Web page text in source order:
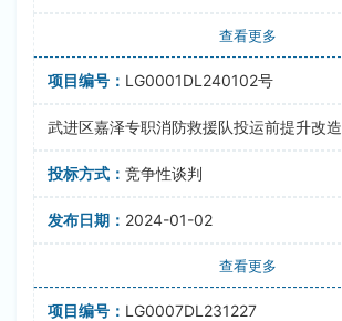
查看更多
LG0001DL240102号
武进区嘉泽专职消防救援队投运前提升改造
竞争性谈判
2024-01-02
查看更多
LG0007DL231227